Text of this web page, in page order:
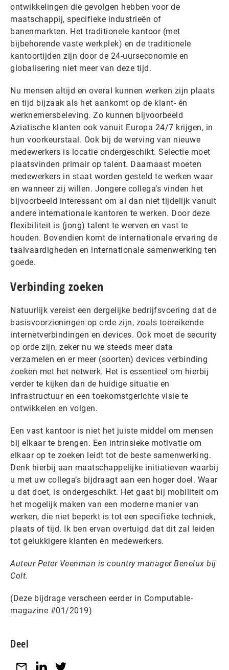
ontwikkelingen die gevolgen hebben voor de
maatschappij, specifieke industrieën of
banenmarkten. Het traditionele kantoor (met
bijbehorende vaste werkplek) en de traditionele
kantoortijden zijn door de 24-uurseconomie en
globalisering niet meer van deze tijd.
Nu mensen altijd en overal kunnen werken zijn plaats
en tijd bijzaak als het aankomt op de klant- én
werknemersbeleving. Zo kunnen bijvoorbeeld
Aziatische klanten ook vanuit Europa 24/7 krijgen, in
hun voorkeurstaal. Ook bij de werving van nieuwe
medewerkers is locatie ondergeschikt. Selectie moet
plaatsvinden primair op talent. Daarnaast moeten
medewerkers in staat worden gesteld te werken waar
en wanneer zij willen. Jongere collega’s vinden het
bijvoorbeeld interessant om al dan niet tijdelijk vanuit
andere internationale kantoren te werken. Door deze
flexibiliteit is (jong) talent te werven en vast te
houden. Bovendien komt de internationale ervaring de
taalvaardigheden en internationale samenwerking ten
goede.
Verbinding zoeken
Natuurlijk vereist een dergelijke bedrijfsvoering dat de
basisvoorzieningen op orde zijn, zoals toereikende
internetverbindingen en devices. Ook moet de security
op orde zijn, zeker nu we steeds meer data
verzamelen en er meer (soorten) devices verbinding
zoeken met het netwerk. Het is essentieel om hierbij
verder te kijken dan de huidige situatie en
infrastructuur en een toekomstgerichte visie te
ontwikkelen en volgen.
Een vast kantoor is niet het juiste middel om mensen
bij elkaar te brengen. Een intrinsieke motivatie om
elkaar op te zoeken leidt tot de beste samenwerking.
Denk hierbij aan maatschappelijke initiatieven waarbij
u met uw collega’s bijdraagt aan een hoger doel. Waar
u dat doet, is ondergeschikt. Het gaat bij mobiliteit om
het mogelijk maken van een moderne manier van
werken, die niet beperkt is tot een specifieke techniek,
plaats of tijd. Ik ben ervan overtuigd dat dit zal leiden
tot gelukkigere klanten én medewerkers.
Auteur Peter Veenman is country manager Benelux bij
Colt.
(Deze bijdrage verscheen eerder in Computable-
magazine #01/2019)
Deel